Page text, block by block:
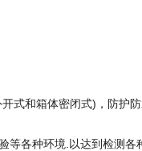
式和箱体密闭式)，防护
各种环境.以达到检测各